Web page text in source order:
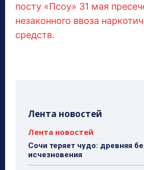
посту «Псоу» 31 мая
незаконного ввоза
средств.
Лента новостей
Лента новостей
Сочи теряет чудо: древняя
исчезновения